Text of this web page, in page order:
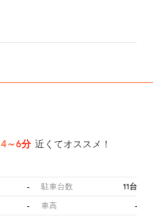
4～6分 近くてオススメ！
- 駐車台数 11台
- 車高 -